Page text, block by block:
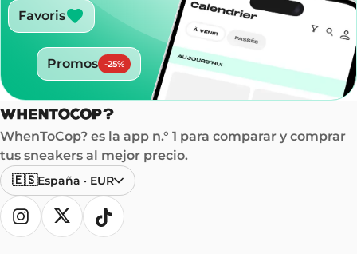
Favoris
Promos -25%
WhenToCop? es la app n.° 1 para comparar y comprar
tus sneakers al mejor precio.
🇪🇸España · EUR